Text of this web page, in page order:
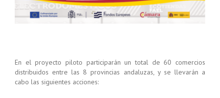
En el proyecto piloto participarán un total de 60 comercios
distribuidos entre las 8 provincias andaluzas, y se llevarán a
cabo las siguientes acciones: